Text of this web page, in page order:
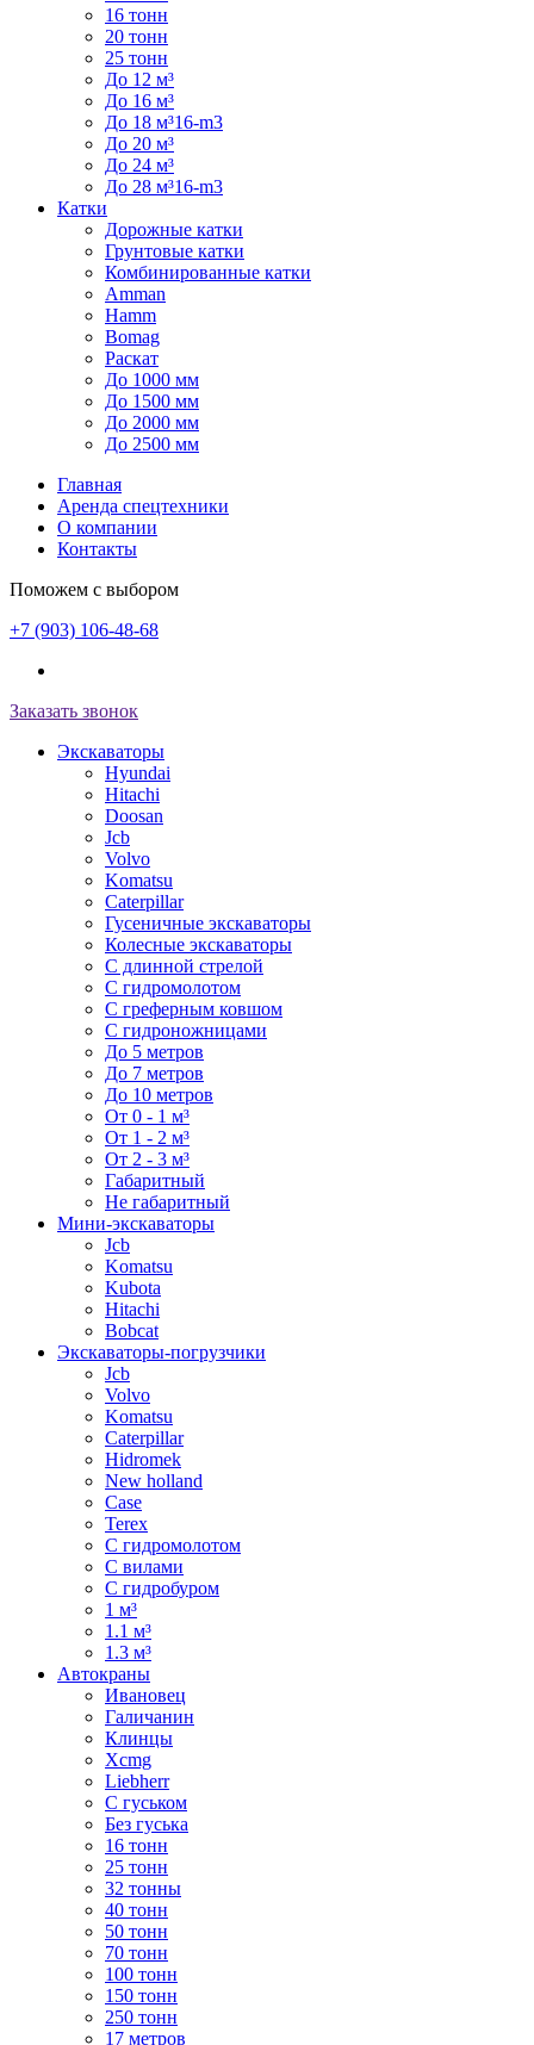
16 тонн
20 тонн
25 тонн
До 12 м³
До 16 м³
До 18 м³16-m3
До 20 м³
До 24 м³
До 28 м³16-m3
Катки
Дорожные катки
Грунтовые катки
Комбинированные катки
Amman
Hamm
Bomag
Раскат
До 1000 мм
До 1500 мм
До 2000 мм
До 2500 мм
Главная
Аренда спецтехники
О компании
Контакты
Поможем с выбором
+7 (903) 106-48-68
Заказать звонок
Экскаваторы
Hyundai
Hitachi
Doosan
Jcb
Volvo
Komatsu
Caterpillar
Гусеничные экскаваторы
Колесные экскаваторы
С длинной стрелой
С гидромолотом
С греферным ковшом
С гидроножницами
До 5 метров
До 7 метров
До 10 метров
От 0 - 1 м³
От 1 - 2 м³
От 2 - 3 м³
Габаритный
Не габаритный
Мини-экскаваторы
Jcb
Komatsu
Kubota
Hitachi
Bobcat
Экскаваторы-погрузчики
Jcb
Volvo
Komatsu
Caterpillar
Hidromek
New holland
Case
Terex
С гидромолотом
С вилами
С гидробуром
1 м³
1.1 м³
1.3 м³
Автокраны
Ивановец
Галичанин
Клинцы
Xcmg
Liebherr
С гуськом
Без гуська
16 тонн
25 тонн
32 тонны
40 тонн
50 тонн
70 тонн
100 тонн
150 тонн
250 тонн
17 метров